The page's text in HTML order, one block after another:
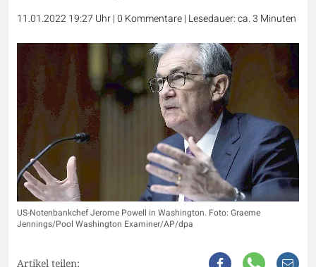
11.01.2022 19:27 Uhr|0 Kommentare| Lesedauer: ca. 3 Minuten
US-Notenbankchef Jerome Powell in Washington. Foto: Graeme
Jennings/Pool Washington Examiner/AP/dpa
Artikel teilen: